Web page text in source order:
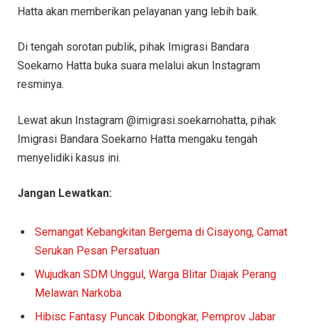
Hatta akan memberikan pelayanan yang lebih baik.
Di tengah sorotan publik, pihak Imigrasi Bandara
Soekarno Hatta buka suara melalui akun Instagram
resminya.
Lewat akun Instagram @imigrasi.soekarnohatta, pihak
Imigrasi Bandara Soekarno Hatta mengaku tengah
menyelidiki kasus ini.
Jangan Lewatkan:
Semangat Kebangkitan Bergema di Cisayong, Camat
Serukan Pesan Persatuan
Wujudkan SDM Unggul, Warga Blitar Diajak Perang
Melawan Narkoba
Hibisc Fantasy Puncak Dibongkar, Pemprov Jabar